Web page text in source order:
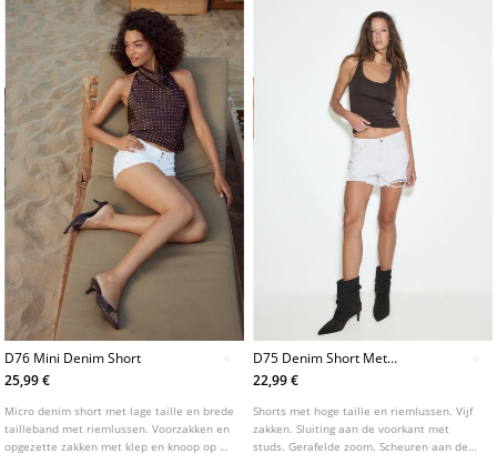
D76 Mini Denim Short
25,99 €
Micro denim short met lage taille en brede
tailleband met riemlussen. Voorzakken en
opgezette zakken met klep en knoop op de
D75 Denim Short Met
Scheuren
22,99 €
Shorts met hoge taille en riemlussen. Vijf
zakken. Sluiting aan de voorkant met
studs. Gerafelde zoom. Scheuren aan de